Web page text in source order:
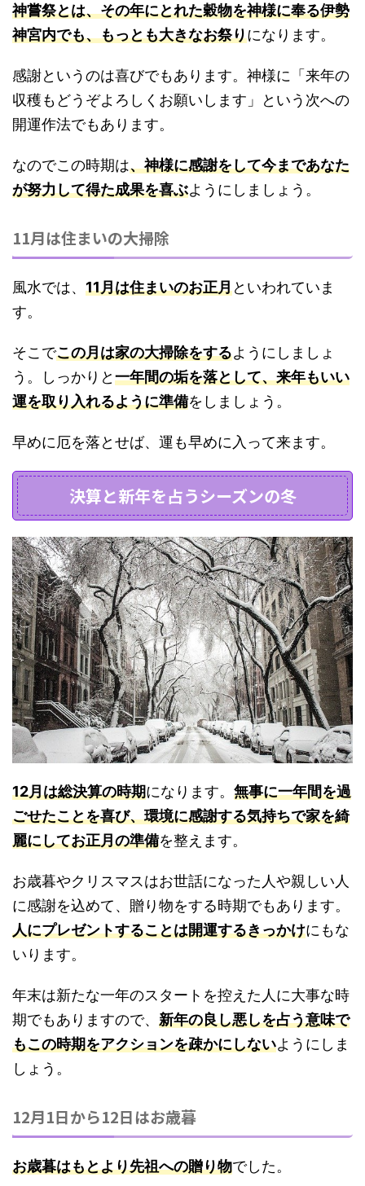
神嘗祭とは、その年にとれた穀物を神様に奉る伊勢
神宮内でも、もっとも大きなお祭りになります。
感謝というのは喜びでもあります。神様に「来年の
収穫もどうぞよろしくお願いします」という次への
開運作法でもあります。
なのでこの時期は、神様に感謝をして今まであなた
が努力して得た成果を喜ぶようにしましょう。
11月は住まいの大掃除
風水では、 11月は住まいのお正月といわれていま
す。
そこでこの月は家の大掃除をするようにしましょ
う。しっかりと一年間の垢を落として、来年もいい
運を取り入れるように準備をしましょう。
早めに厄を落とせば、運も早めに入って来ます。
決算と新年を占うシーズンの冬
12月は総決算の時期になります。 無事に一年間を過
ごせたことを喜び、環境に感謝する気持ちで家を綺
麗にしてお正月の準備を整えます。
お歳暮やクリスマスはお世話になった人や親しい人
に感謝を込めて、贈り物をする時期でもあります。
人にプレゼントすることは開運するきっかけにもな
いります。
年末は新たな一年のスタートを控えた人に大事な時
期でもありますので、 新年の良し悪しを占う意味で
もこの時期をアクションを疎かにしないようにしま
しょう。
12月1日から12日はお歳暮
お歳暮はもとより先祖への贈り物でした。